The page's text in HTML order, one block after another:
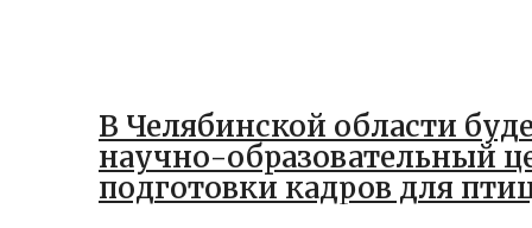
В Челябинской области
научно-образовательный
подготовки кадров для